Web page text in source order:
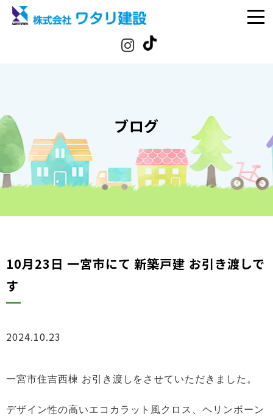
ブログ
10月23日 一宮市にて 新築戸建 お引き渡しで
す
2024.10.23
一宮市住吉西棟 お引き渡しをさせていただきました。
デザイン性の高いエコカラット風クロス、ヘリンボーン